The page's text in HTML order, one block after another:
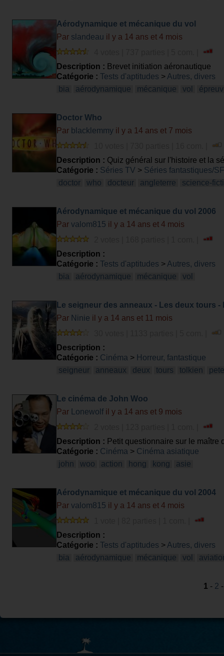
Aérodynamique et mécanique du vol
Par slandeau il y a 14 ans et 4 mois
Description : Brevet initiation aéronautique
Catégorie : Tests d'aptitudes > Autres, divers
bia
aérodynamique mécanique vol
Doctor Who
Par blacklemmy il y a 14 ans et 7 mois
Description : Quiz général sur l'histoire et la
Catégorie : Séries TV > Séries fantastiques/SF
doctor
who docteur angleterre science-
Aérodynamique et mécanique du vol 2006
Par valom815 il y a 14 ans et 4 mois
Description :
Catégorie : Tests d'aptitudes > Autres, divers
bia
aérodynamique mécanique vol
Le seigneur des anneaux - Les deux tours -
Par Ninie il y a 14 ans et 11 mois
Description :
Catégorie : Cinéma > Horreur, fantastique
seigneur
anneaux deux tours tolkien
Le cinéma de John Woo
Par
Lonewolf il y a 14 ans et 9 mois
Description : Petit questionnaire sur le maître
Catégorie : Cinéma > Cinéma asiatique
john
woo action hong kong asie
Aérodynamique et mécanique du vol 2004
Par valom815 il y a 14 ans et 4 mois
Description :
Catégorie : Tests d'aptitudes > Autres, divers
bia
aérodynamique mécanique vol
1 - 2